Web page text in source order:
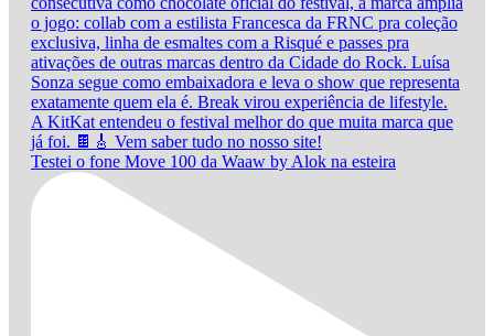
Testei o fone Move 100 da Waaw by Alok na esteira